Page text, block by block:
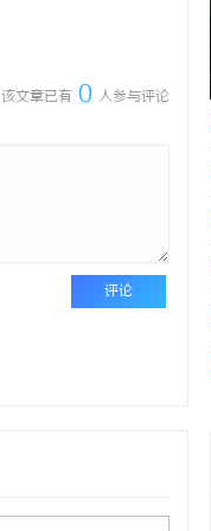
该文章已有 0 人参与评论
评论